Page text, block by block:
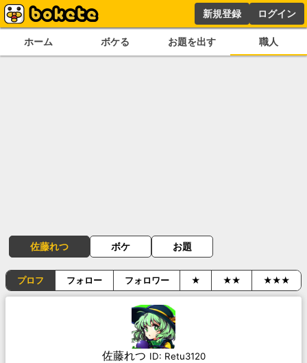
新規登録 ログイン
ホーム ボケる お題を出す 職人
佐藤れつ ボケ お題
プロフ フォロー フォロワー ★ ★★ ★★★
佐藤れつ ID: Retu3120